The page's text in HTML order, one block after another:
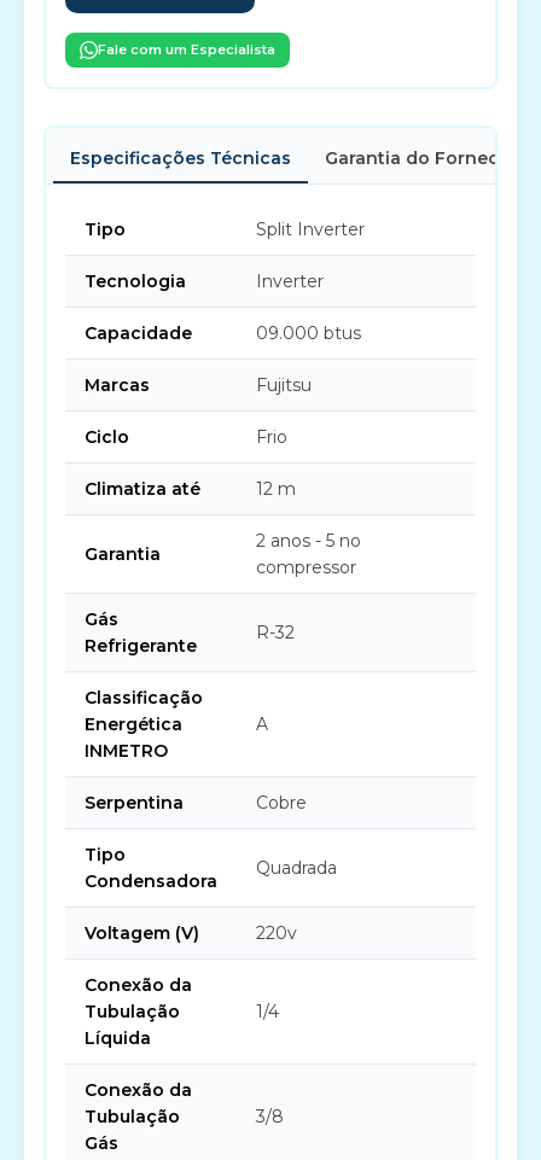
Fale com um Especialista
Especificações Técnicas Garantia do Fornecedor
Tipo Split Inverter
Tecnologia Inverter
Capacidade 09.000 btus
Marcas Fujitsu
Ciclo Frio
Climatiza até 12 m
Garantia
2 anos - 5 no
compressor
Gás
Refrigerante
R-32
Classificação
Energética
INMETRO
A
Serpentina Cobre
Tipo
Condensadora
Quadrada
Voltagem (V) 220v
Conexão da
Tubulação
Líquida
1/4
Conexão da
Tubulação
Gás
3/8